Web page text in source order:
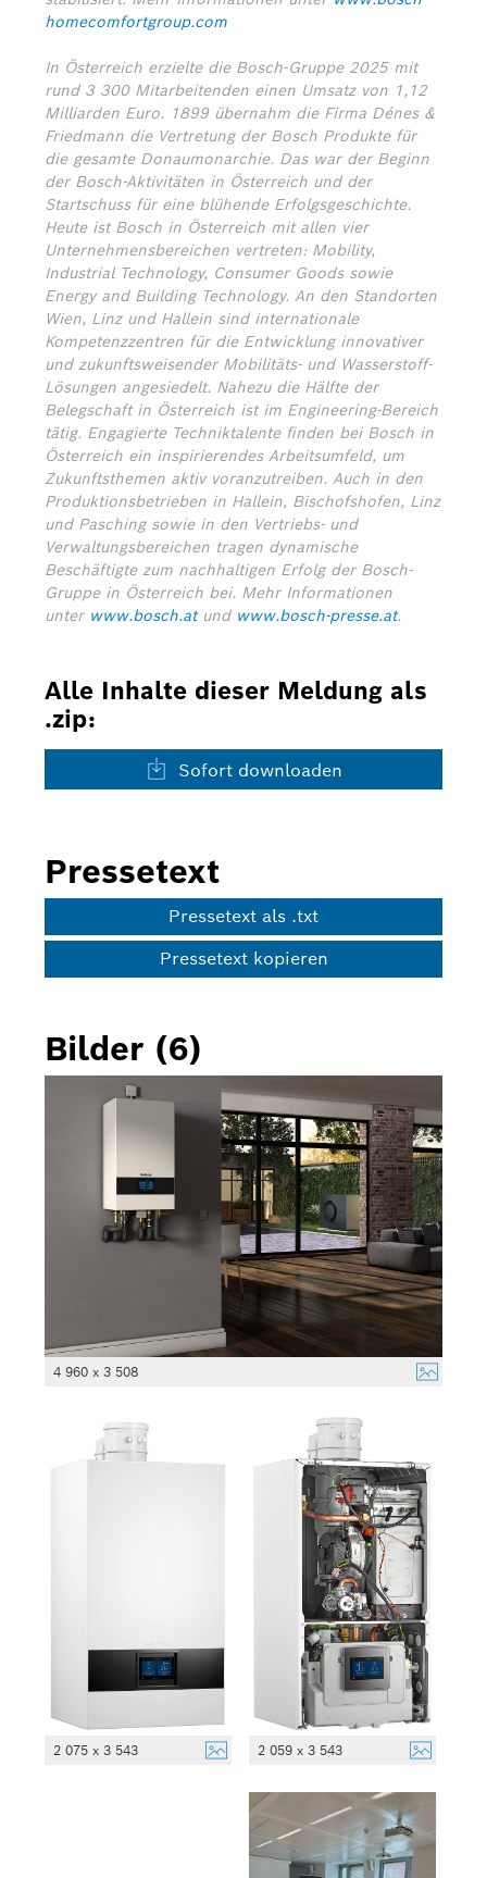
homecomfortgroup.com
In Österreich erzielte die Bosch-Gruppe 2025 mit
rund 3 300 Mitarbeitenden einen Umsatz von 1,12
Milliarden Euro. 1899 übernahm die Firma Dénes &
Friedmann die Vertretung der Bosch Produkte für
die gesamte Donaumonarchie. Das war der Beginn
der Bosch-Aktivitäten in Österreich und der
Startschuss für eine blühende Erfolgsgeschichte.
Heute ist Bosch in Österreich mit allen vier
Unternehmensbereichen vertreten: Mobility,
Industrial Technology, Consumer Goods sowie
Energy and Building Technology. An den Standorten
Wien, Linz und Hallein sind internationale
Kompetenzzentren für die Entwicklung innovativer
und zukunftsweisender Mobilitäts- und Wasserstoff-
Lösungen angesiedelt. Nahezu die Hälfte der
Belegschaft in Österreich ist im Engineering-Bereich
tätig. Engagierte Techniktalente finden bei Bosch in
Österreich ein inspirierendes Arbeitsumfeld, um
Zukunftsthemen aktiv voranzutreiben. Auch in den
Produktionsbetrieben in Hallein, Bischofshofen, Linz
und Pasching sowie in den Vertriebs- und
Verwaltungsbereichen tragen dynamische
Beschäftigte zum nachhaltigen Erfolg der Bosch-
Gruppe in Österreich bei. Mehr Informationen
unter www.bosch.atund www.bosch-presse.at.
Alle Inhalte dieser Meldung als
.zip:
Sofort downloaden
Pressetext
Pressetext als .txt
Pressetext kopieren
Bilder (6)
4 960 x 3 508
2 075 x 3 543 2 059 x 3 543